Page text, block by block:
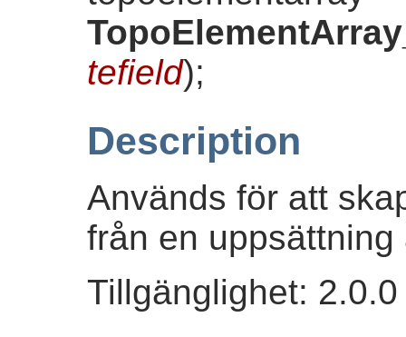
tefield);
Description
Används för att
från en
Tillgänglighet: 2.0.0